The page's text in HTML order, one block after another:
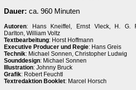
Dauer: ca. 960 Minuten
Autoren: Hans Kneiffel, Ernst Vleck, H. G.
Darlton, William Voltz
Textbearbeitung: Horst Hoffmann
Executive Producer und Regie: Hans Greis
Technik: Michael Sonnen, Christopher Ludwig
Sounddesign: Michael Sonnen
Illustration: Johnny Bruck
Grafik: Robert Feuchtl
Textredaktion Booklet: Marcel Horsch